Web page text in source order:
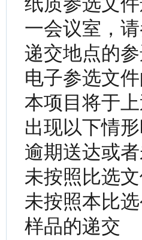
一会议室，
递交地点的
电子参选文
本项目将于
出现以下情
逾期送达或
未按照比选
未按照本比
样品的递交